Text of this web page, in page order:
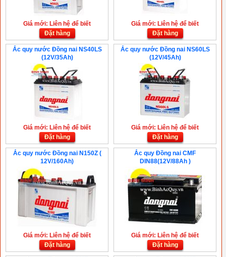
Giá mới: Liên hệ để biết
Đặt hàng
Giá mới: Liên hệ để biết
Đặt hàng
Ắc quy nước Đồng nai NS40LS
(12V/35Ah)
Giá mới: Liên hệ để biết
Đặt hàng
Ắc quy nước Đồng nai NS60LS
(12V/45Ah)
Giá mới: Liên hệ để biết
Đặt hàng
Ắc quy nước Đồng nai N150Z (
12V/160Ah)
Giá mới: Liên hệ để biết
Đặt hàng
Ắc quy Đồng nai CMF
DIN88(12V/88Ah )
Giá mới: Liên hệ để biết
Đặt hàng